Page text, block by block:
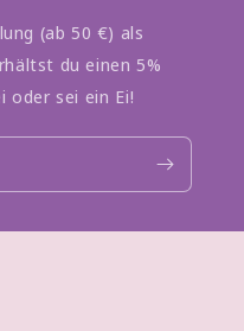
(ab 50 €) als
du einen 5%
oder sei ein Ei!